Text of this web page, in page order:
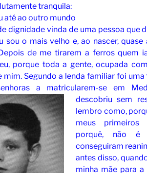
tranquila:
até ao outro mundo
dignidade vinda de uma pessoa que
sou o mais velho e, ao nascer,
de me tirarem a ferros quem
porque toda a gente, ocupada
mim. Segundo a lenda familiar foi uma
a matricularem-seem
descobriu sem
lembro como,
meus primeiros
porquê, não
conseguiram
antes disso,
minha mãe para